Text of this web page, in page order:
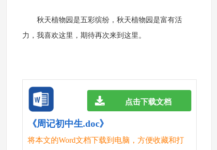
秋天植物园是五彩缤纷，秋天植物园是富有活
力，我喜欢这里，期待再次来到这里。
《周记初中生.doc》
将本文的Word文档下载到电脑，方便收藏和打
点击下载文档